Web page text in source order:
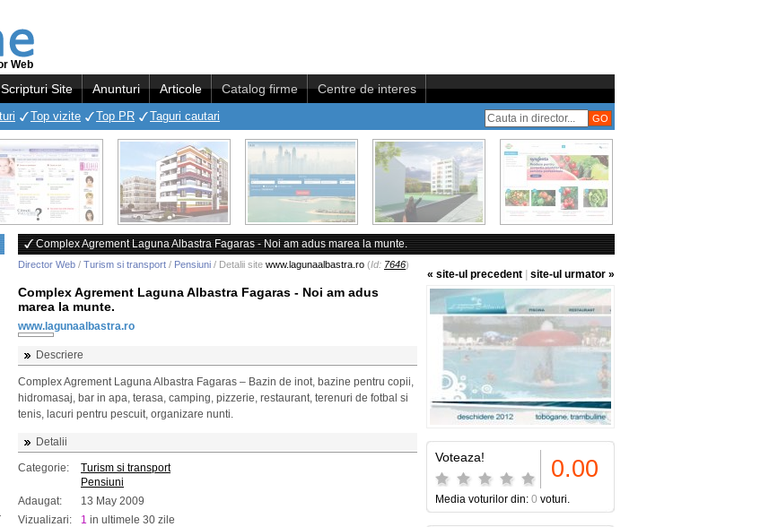
Web
Scripturi Site Anunturi Articole Catalog firme Centre de interes
Top vizite Top PR Taguri cautari
Complex Agrement Laguna Albastra Fagaras - Noi am adus marea la munte.
Director Web / Turism si transport / Pensiuni / Detalii site www.lagunaalbastra.ro (Id: 7646)
« site-ul precedent site-ul urmator »
Complex Agrement Laguna Albastra Fagaras - Noi am adus
marea la munte.
www.lagunaalbastra.ro
Descriere
Complex Agrement Laguna Albastra Fagaras – Bazin de inot, bazine pentru copii,
hidromasaj, bar in apa, terasa, camping, pizzerie, restaurant, terenuri de fotbal si
tenis, lacuri pentru pescuit, organizare nunti.
Detalii
Categorie:
Turism si transport
Pensiuni
Adaugat:
13 May 2009
Vizualizari:
1 in ultimele 30 zile
Voteaza! 0.00
Media voturilor din: 0 voturi.